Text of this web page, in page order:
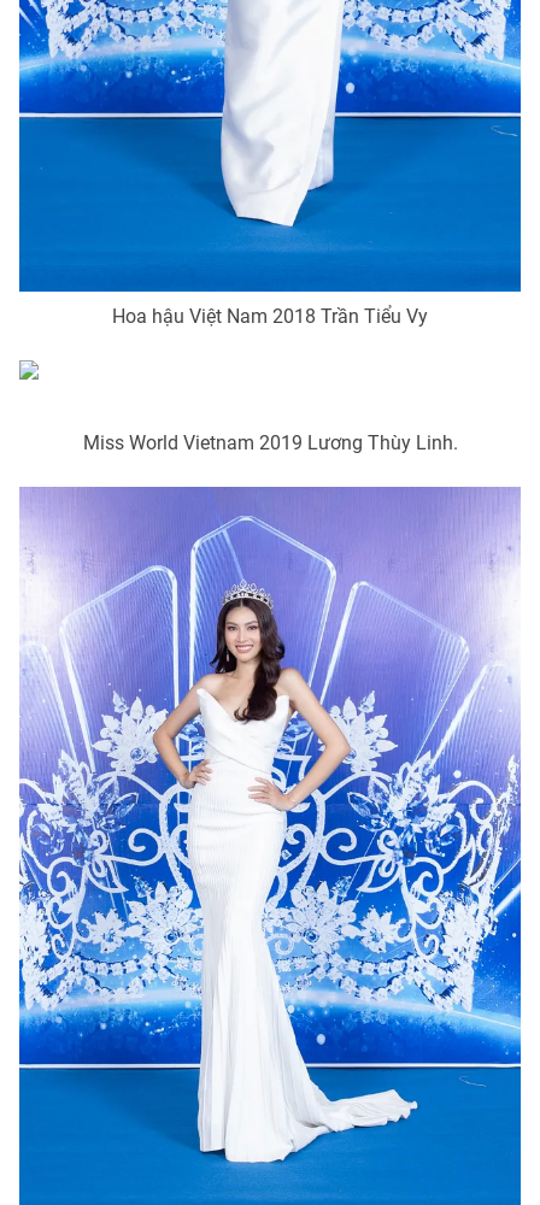
Hoa hậu Việt Nam 2018 Trần Tiểu Vy
Miss World Vietnam 2019 Lương Thùy Linh.